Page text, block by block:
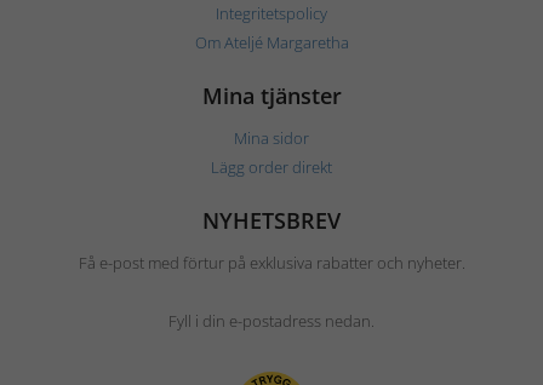
Integritetspolicy
Om Ateljé Margaretha
Mina tjänster
Mina sidor
Lägg order direkt
NYHETSBREV
Få e-post med förtur på exklusiva rabatter och nyheter.
Fyll i din e-postadress nedan.